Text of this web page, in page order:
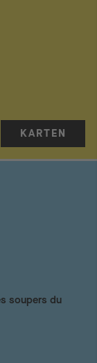
KARTEN
soupers du